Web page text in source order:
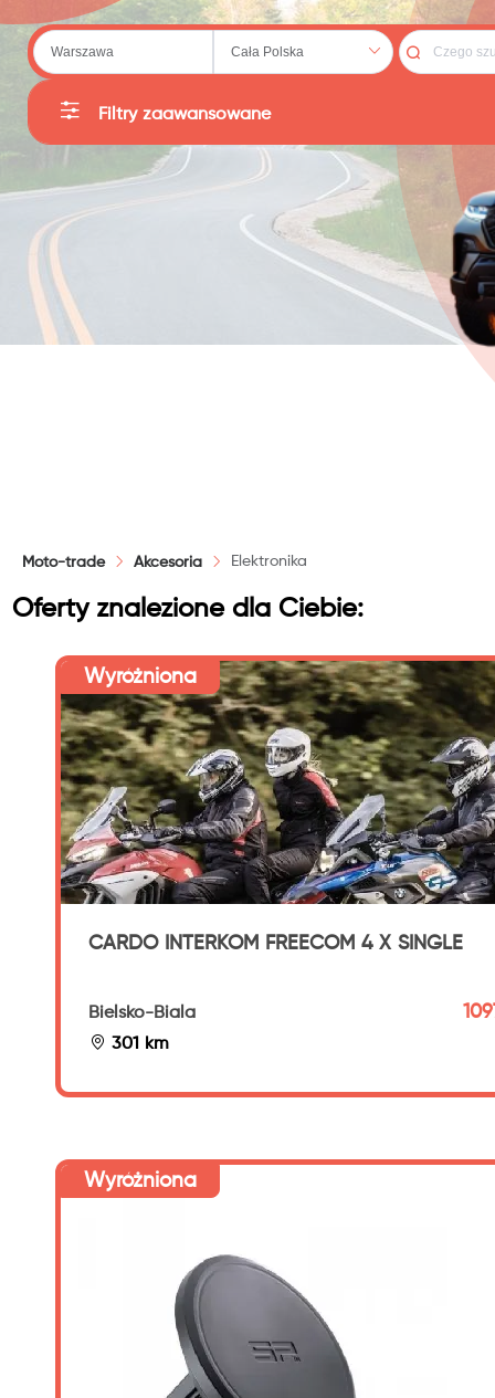
(20)
Filtry zaawansowane
Kategorie
Moto-trade Akcesoria Elektronika
Oferty znalezione dla Ciebie:
Wyróżniona
CARDO INTERKOM FREECOM 4 X SINGLE
Bielsko-Biala
301 km
Wyróżniona